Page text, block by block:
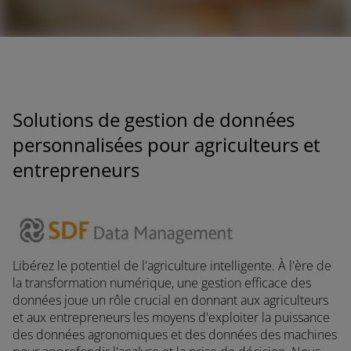
Solutions de gestion de données
personnalisées pour agriculteurs et
entrepreneurs
Libérez le potentiel de l'agriculture intelligente. À l'ère de
la transformation numérique, une gestion efficace des
données joue un rôle crucial en donnant aux agriculteurs
et aux entrepreneurs les moyens d'exploiter la puissance
des données agronomiques et des données des machines